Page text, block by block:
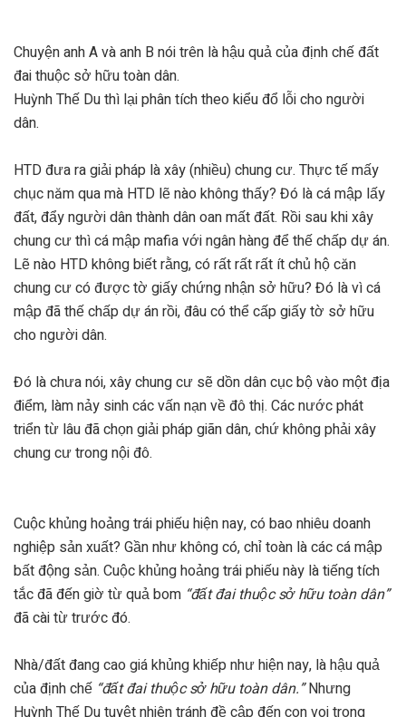
Chuyện anh A và anh B nói trên là hậu quả của định chế đất
đai thuộc sở hữu toàn dân.
Huỳnh Thế Du thì lại phân tích theo kiểu đổ lỗi cho người
dân.
HTD đưa ra giải pháp là xây (nhiều) chung cư. Thực tế mấy
chục năm qua mà HTD lẽ nào không thấy? Đó là cá mập lấy
đất, đẩy người dân thành dân oan mất đất. Rồi sau khi xây
chung cư thì cá mập mafia với ngân hàng để thế chấp dự án.
Lẽ nào HTD không biết rằng, có rất rất rất ít chủ hộ căn
chung cư có được tờ giấy chứng nhận sở hữu? Đó là vì cá
mập đã thế chấp dự án rồi, đâu có thể cấp giấy tờ sở hữu
cho người dân.
Đó là chưa nói, xây chung cư sẽ dồn dân cục bộ vào một địa
điểm, làm nảy sinh các vấn nạn về đô thị. Các nước phát
triển từ lâu đã chọn giải pháp giãn dân, chứ không phải xây
chung cư trong nội đô.
Cuộc khủng hoảng trái phiếu hiện nay, có bao nhiêu doanh
nghiệp sản xuất? Gần như không có, chỉ toàn là các cá mập
bất động sản. Cuộc khủng hoảng trái phiếu này là tiếng tích
tắc đã đến giờ từ quả bom “đất đai thuộc sở hữu toàn dân”
đã cài từ trước đó.
Nhà/đất đang cao giá khủng khiếp như hiện nay, là hậu quả
của định chế “đất đai thuộc sở hữu toàn dân.”Nhưng
Huỳnh Thế Du tuyệt nhiên tránh đề cập đến con voi trong